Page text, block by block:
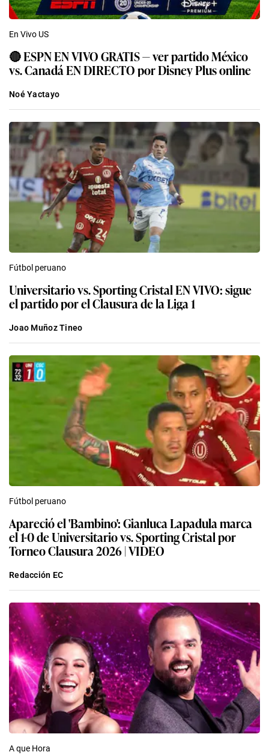
En Vivo US
🔴 ESPN EN VIVO GRATIS — ver partido México
vs. Canadá EN DIRECTO por Disney Plus online
Noé Yactayo
Fútbol peruano
Universitario vs. Sporting Cristal EN VIVO: sigue
el partido por el Clausura de la Liga 1
Joao Muñoz Tineo
Fútbol peruano
Apareció el 'Bambino': Gianluca Lapadula marca
el 1-0 de Universitario vs. Sporting Cristal por
Torneo Clausura 2026 | VIDEO
Redacción EC
A que Hora